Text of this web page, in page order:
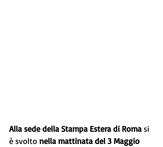
Alla sede della Stampa Estera di Roma si
è svolto nella mattinata del 3 Maggio